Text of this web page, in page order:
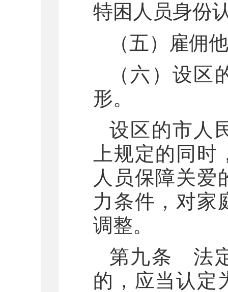
特困人员身份
（五）雇佣
（六）设
形。
设区的市人
上规定的同
人员保障关爱
力条件，对家
调整。
第九条 法
的，应当认定